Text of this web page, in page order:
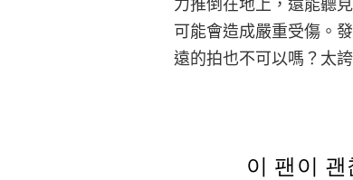
力推倒在地上，還能聽
可能會造成嚴重受傷。
遠的拍也不可以嗎？太
이 팬이